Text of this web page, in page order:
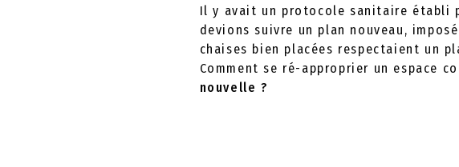
Il y avait un protocole sanitaire établi
devions suivre un plan nouveau,
chaises bien placées respectaient un
Comment se ré-approprier un espace
nouvelle ?